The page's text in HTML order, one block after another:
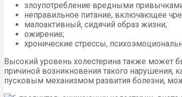
злоупотребление вредными
неправильное питание, включающее
малоактивный, сидячий образ жизни;
ожирение;
хронические стрессы,
Высокий уровень холестерина также может
причиной возникновения такого нарушения,
пусковым механизмом развития болезни,